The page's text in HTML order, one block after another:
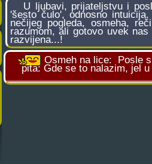
U ljubavi, prijateljstvu i
'šesto čulo', odnosno
nečijeg pogleda, osmeha,
razumom, ali gotovo uvek
razvijena...!
Osmeh na lice: Posle
pita: Gde se to nalazim, jel